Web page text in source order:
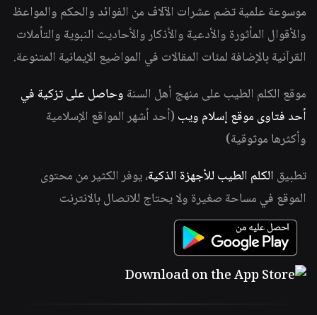
موسوعة علمية تضم عشرات الآلاف من الفوائد والحكم والمواعظ
والأقوال المأثورة والأدعية والأذكار والأحاديث النبوية والتأملات
القرآنية بالإضافة لمئات المقالات في المواضيع الإيمانية المتنوعة.
موقع الكلم الطيب على منهج أهل السنة وحاصل على تزكية في
أحد فتاوى موقع إسلام ويب (أحد أشهر المواقع الإسلامية
وأكثرها موثوقية)
تطبيق الكلم الطيب للأجهزة الذكية، يوفر الكثير من محتوى
الموقع في مساحة صغيرة ولا يحتاج للاتصال بالانترنت